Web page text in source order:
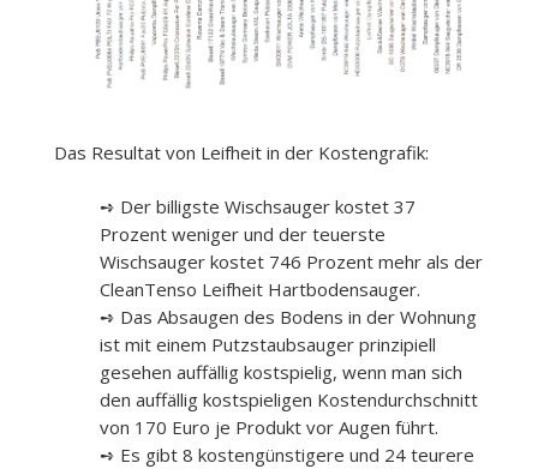
Das Resultat von Leifheit in der Kostengrafik:
➺ Der billigste Wischsauger kostet 37
Prozent weniger und der teuerste
Wischsauger kostet 746 Prozent mehr als der
CleanTenso Leifheit Hartbodensauger.
➺ Das Absaugen des Bodens in der Wohnung
ist mit einem Putzstaubsauger prinzipiell
gesehen auffällig kostspielig, wenn man sich
den auffällig kostspieligen Kostendurchschnitt
von 170 Euro je Produkt vor Augen führt.
➺ Es gibt 8 kostengünstigere und 24 teurere